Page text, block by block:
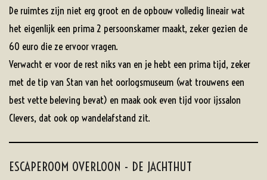
De ruimtes zijn niet erg groot en de opbouw volledig lineair wat
het eigenlijk een prima 2 persoonskamer maakt, zeker gezien de
60 euro die ze ervoor vragen.
Verwacht er voor de rest niks van en je hebt een prima tijd, zeker
met de tip van Stan van het oorlogsmuseum (wat trouwens een
best vette beleving bevat) en maak ook even tijd voor ijssalon
Clevers, dat ook op wandelafstand zit.
ESCAPEROOM OVERLOON - DE JACHTHUT